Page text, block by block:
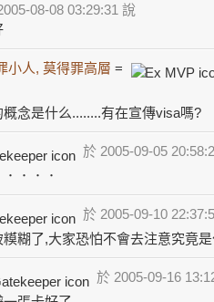
08-08 03:29:31 說
小人, 莫得罪高層 =
念是什么........有在宣傳visa嗎?
於 2005-09-05
．．．
於 2005-09-10
糊了,大家恐怕不會去注意究竟
於 2005-09-16